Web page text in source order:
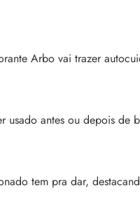
Arbo vai trazer
antes ou depois
tem pra dar,